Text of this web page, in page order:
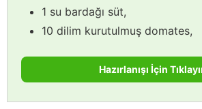
1 su bardağı süt,
10 dilim kurutulmuş domates,
Hazırlanışı İçin